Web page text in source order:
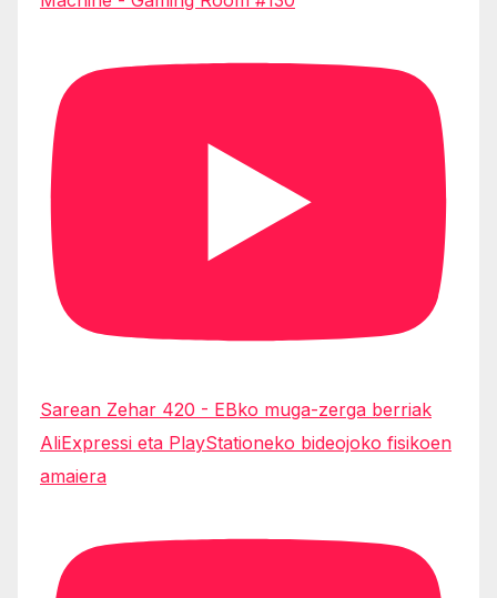
Sarean Zehar 420 - EBko muga-zerga berriak
AliExpressi eta PlayStationeko bideojoko fisikoen
amaiera